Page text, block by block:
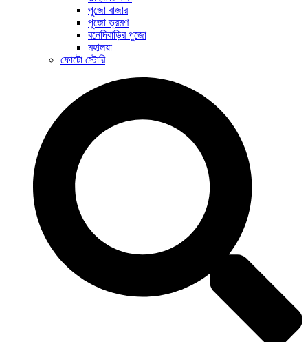
পুজো বাজার
পুজো ভ্রমণ
বনেদিবাড়ির পুজো
মহালয়া
ফোটো স্টোরি